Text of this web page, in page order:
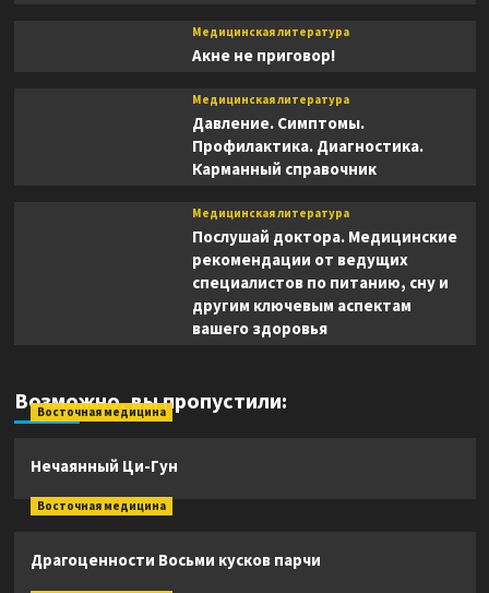
Медицинская литература
Акне не приговор!
Медицинская литература
Давление. Симптомы.
Профилактика. Диагностика.
Карманный справочник
Медицинская литература
Послушай доктора. Медицинские
рекомендации от ведущих
специалистов по питанию, сну и
другим ключевым аспектам
вашего здоровья
Возможно, вы пропустили:
Восточная медицина
Нечаянный Ци-Гун
Восточная медицина
Драгоценности Восьми кусков парчи